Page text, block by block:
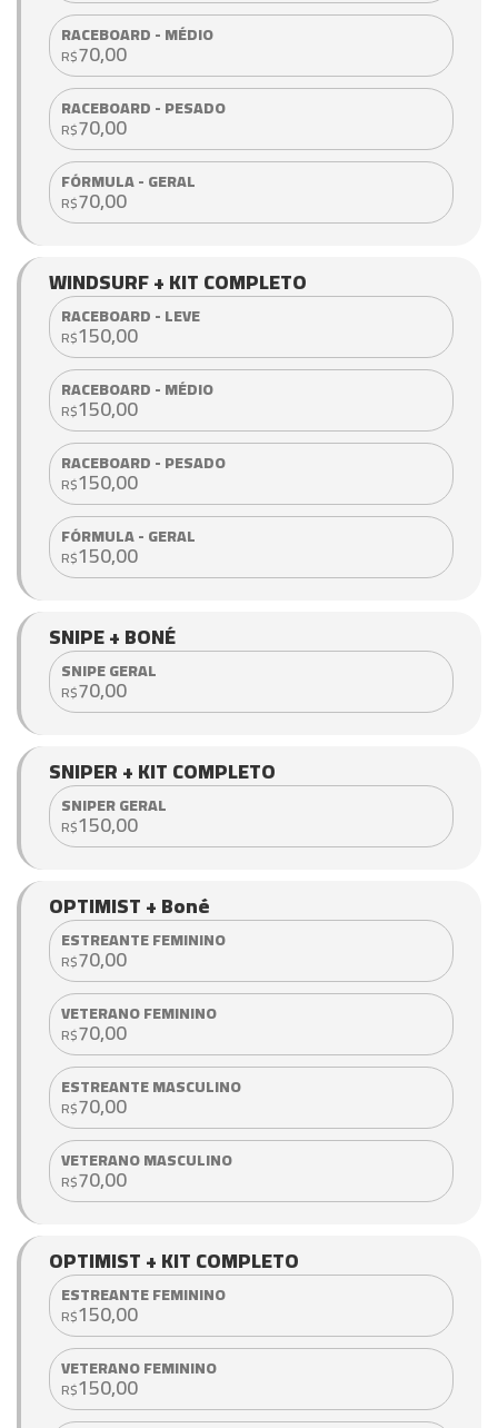
RACEBOARD - MÉDIO
R$70,00
RACEBOARD - PESADO
R$70,00
FÓRMULA - GERAL
R$70,00
WINDSURF + KIT COMPLETO
RACEBOARD - LEVE
R$150,00
RACEBOARD - MÉDIO
R$150,00
RACEBOARD - PESADO
R$150,00
FÓRMULA - GERAL
R$150,00
SNIPE + BONÉ
SNIPE GERAL
R$70,00
SNIPER + KIT COMPLETO
SNIPER GERAL
R$150,00
OPTIMIST + Boné
ESTREANTE FEMININO
R$70,00
VETERANO FEMININO
R$70,00
ESTREANTE MASCULINO
R$70,00
VETERANO MASCULINO
R$70,00
OPTIMIST + KIT COMPLETO
ESTREANTE FEMININO
R$150,00
VETERANO FEMININO
R$150,00